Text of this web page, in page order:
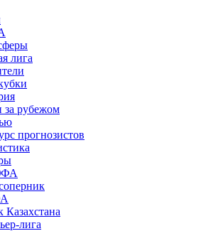
лига
рубежом
прогнозистов
Казахстана
лига